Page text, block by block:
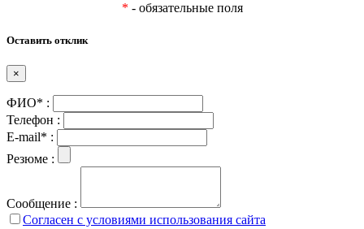
* - обязательные поля
Оставить отклик
×
ФИО* :
Телефон :
E-mail* :
Резюме :
Сообщение :
Согласен с условиями использования сайта